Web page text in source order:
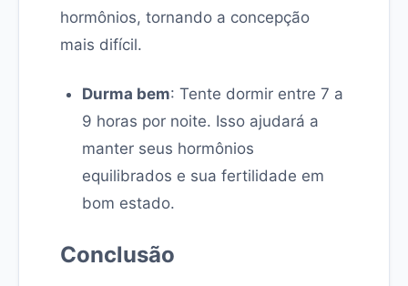
hormônios, tornando a concepção
mais difícil.
Durma bem: Tente dormir entre 7 a
9 horas por noite. Isso ajudará a
manter seus hormônios
equilibrados e sua fertilidade em
bom estado.
Conclusão